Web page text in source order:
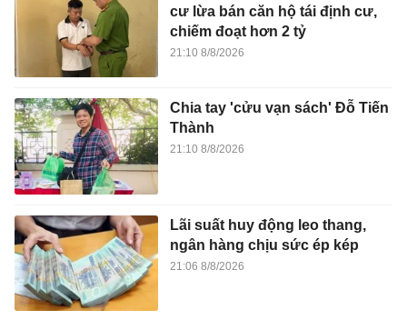
cư lừa bán căn hộ tái định cư,
chiếm đoạt hơn 2 tỷ
21:10 8/8/2026
Chia tay 'cửu vạn sách' Đỗ Tiến
Thành
21:10 8/8/2026
Lãi suất huy động leo thang,
ngân hàng chịu sức ép kép
21:06 8/8/2026